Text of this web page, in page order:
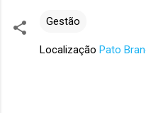
Gestão
Localização Pato